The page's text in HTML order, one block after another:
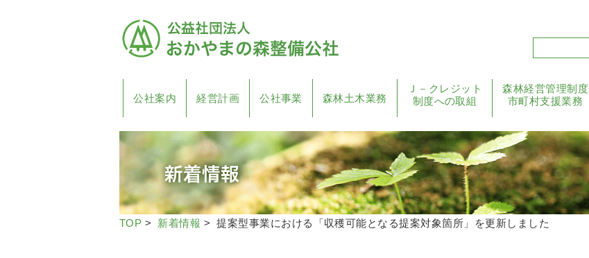
公社案内 経営計画 公社事業 森林土木業務
Ｊ－クレジット
制度への取組
森林経営管理制度
市町村支援業務
TOP > 新着情報 > 提案型事業における「収穫可能となる提案対象箇所」を更新しました